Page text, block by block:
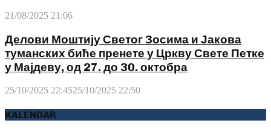
21/08/2025 21:06
Делови Моштију Светог Зосима и Јакова
туманских биће пренете у Цркву Свете Петке
у Мајдеву, од 27. до 30. октобра
25/10/2025 22:4525/10/2025 22:50
KALENDAR